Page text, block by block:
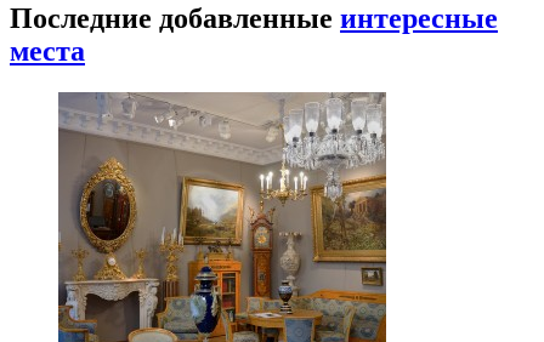
Последние добавленные интересные
места